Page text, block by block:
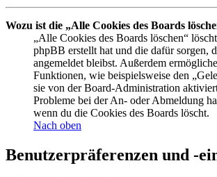
Wozu ist die „Alle Cookies des Boards
„Alle Cookies des Boards löschen“
phpBB erstellt hat und die dafür sorgen,
angemeldet bleibst. Außerdem
Funktionen, wie beispielsweise den
sie von der Board-Administration
Probleme bei der An- oder Abmeldung
wenn du die Cookies des Boards löscht.
Nach oben
Benutzerpräferenzen und -